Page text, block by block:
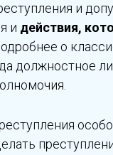
и
и действия,
о
должностное